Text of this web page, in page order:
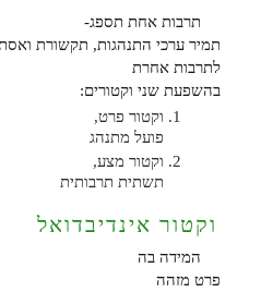
תרבות אחת תספג-
תמיר ערכי התנהגות, תקשורת
לתרבות אחרת
בהשפעת שני וקטורים:
וקטור פרט,
פועל מתנהג
וקטור מצע,
תשתית תרבותית
וקטור אינדיבדואל
המידה בה
פרט מזהה